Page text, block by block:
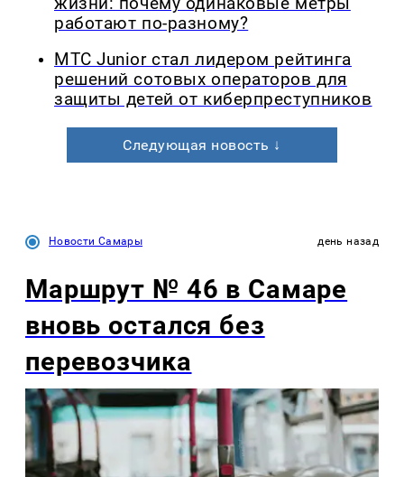
работают по-разному?
МТС Junior стал лидером рейтинга
решений сотовых операторов для
защиты детей от киберпреступников
Следующая новость ↓
Новости Самары день назад
Маршрут № 46 в Самаре
вновь остался без
перевозчика